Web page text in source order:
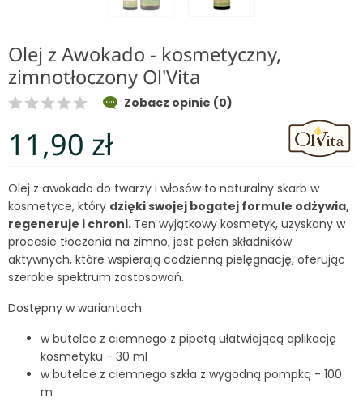
Olej z Awokado - kosmetyczny,
zimnotłoczony Ol'Vita
Zobacz opinie (0)
11,90 zł
Olej z awokado do twarzy i włosów to naturalny skarb w
kosmetyce, który dzięki swojej bogatej formule odżywia,
regeneruje i chroni. Ten wyjątkowy kosmetyk, uzyskany w
procesie tłoczenia na zimno, jest pełen składników
aktywnych, które wspierają codzienną pielęgnację, oferując
szerokie spektrum zastosowań.
Dostępny w wariantach:
w butelce z ciemnego z pipetą ułatwiającą aplikację
kosmetyku - 30 ml
w butelce z ciemnego szkła z wygodną pompką - 100
m